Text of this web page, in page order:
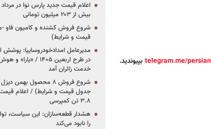
telegram.me/ بپیوندید.
بیش از ۲۰۳ میلیون تومانی
قیمت و شرایط)
در طرح اربعین ۱۴۰۵ /
خدمت زائران آمد
جدول قیمت و شرایط) / اعلام
۳.۸ تن کمپرسی
هشدار قطعه‌سازان: این سیاست،
را نابود می‌کند